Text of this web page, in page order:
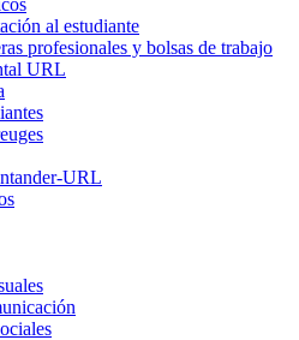
al estudiante
profesionales y bolsas de trabajo
URL
URL